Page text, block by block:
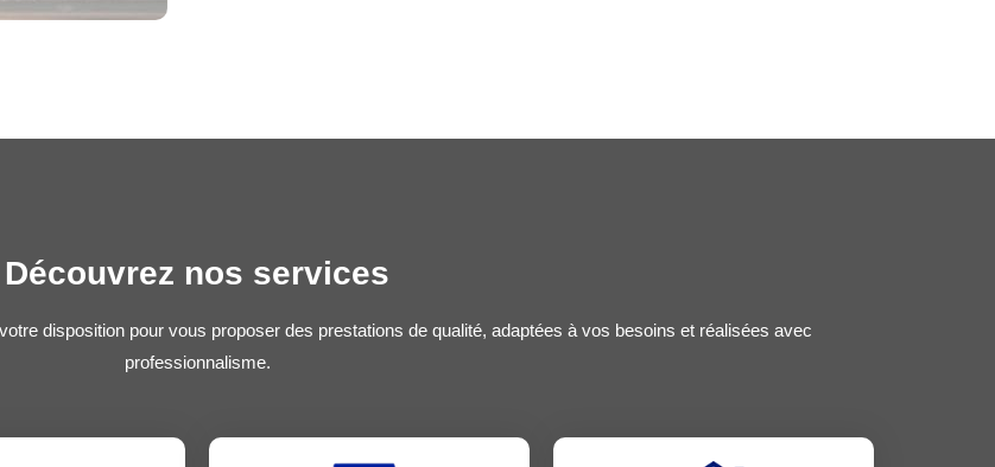
Découvrez nos services
disposition pour vous proposer des prestations de qualité, adaptées à vos besoins et réalisées avec
professionnalisme.